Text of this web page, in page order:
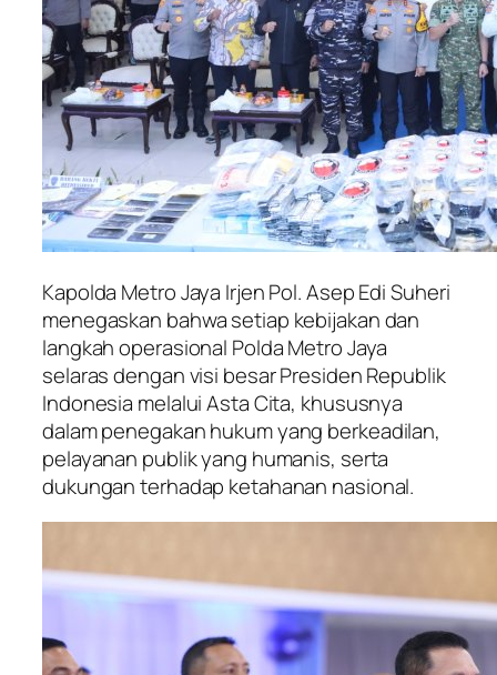
Kapolda Metro Jaya Irjen Pol. Asep Edi Suheri
menegaskan bahwa setiap kebijakan dan
langkah operasional Polda Metro Jaya
selaras dengan visi besar Presiden Republik
Indonesia melalui Asta Cita, khususnya
dalam penegakan hukum yang berkeadilan,
pelayanan publik yang humanis, serta
dukungan terhadap ketahanan nasional.